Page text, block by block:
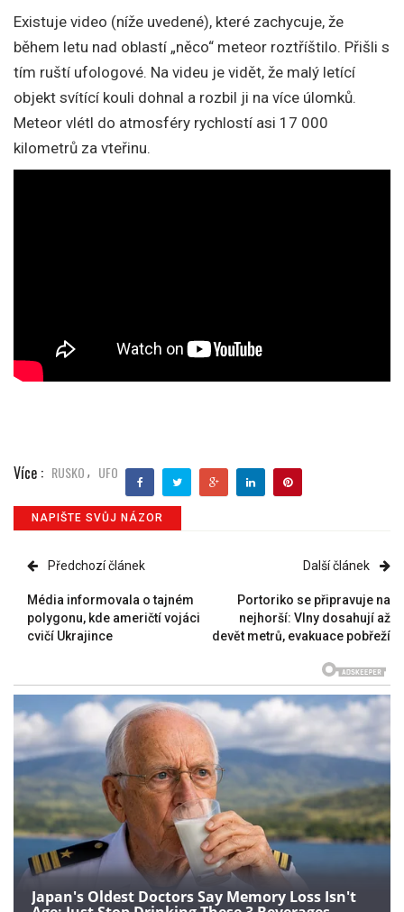
Existuje video (níže uvedené), které zachycuje, že
během letu nad oblastí „něco“ meteor roztříštilo. Přišli s
tím ruští ufologové. Na videu je vidět, že malý letící
objekt svítící kouli dohnal a rozbil ji na více úlomků.
Meteor vlétl do atmosféry rychlostí asi 17 000
kilometrů za vteřinu.
Více : RUSKO , UFO
NAPIŠTE SVŮJ NÁZOR
Předchozí článek
Média informovala o tajném
polygonu, kde američtí vojáci
cvičí Ukrajince
Další článek
Portoriko se připravuje na
nejhorší: Vlny dosahují až
devět metrů, evakuace pobřeží